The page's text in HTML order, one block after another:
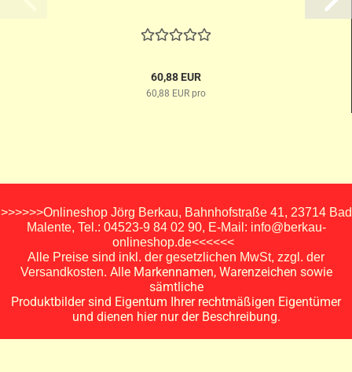
60,88 EUR
60,88 EUR pro
>>>>>>Onlineshop Jörg Berkau, Bahnhofstraße 41, 23714 Bad
Malente, Tel.: 04523-9 84 02 90, E-Mail: info@berkau-
onlineshop.de<<<<<<
Alle Preise sind inkl. der gesetzlichen MwSt, zzgl. der
Versandkosten. Alle Markennamen, Warenzeichen sowie
sämtliche
Produktbilder sind Eigentum Ihrer rechtmäßigen Eigentümer
und dienen hier nur der Beschreibung.